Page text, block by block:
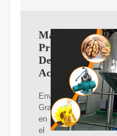
Manometros
Presion
De
Aceite
Envíos
Gratis
en
el